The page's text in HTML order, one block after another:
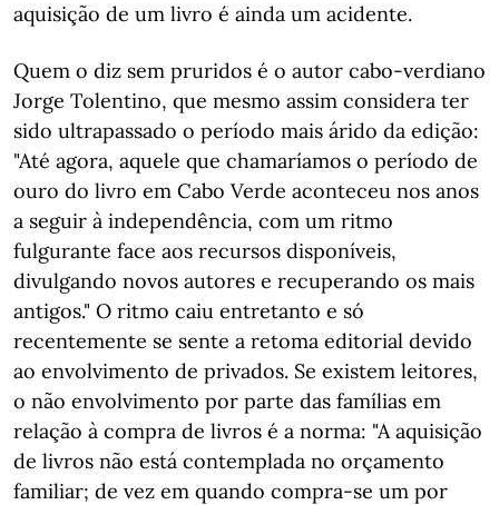
aquisição de um livro é ainda um acidente.
Quem o diz sem pruridos é o autor cabo-verdiano
Jorge Tolentino, que mesmo assim considera ter
sido ultrapassado o período mais árido da edição:
"Até agora, aquele que chamaríamos o período de
ouro do livro em Cabo Verde aconteceu nos anos
a seguir à independência, com um ritmo
fulgurante face aos recursos disponíveis,
divulgando novos autores e recuperando os mais
antigos." O ritmo caiu entretanto e só
recentemente se sente a retoma editorial devido
ao envolvimento de privados. Se existem leitores,
o não envolvimento por parte das famílias em
relação à compra de livros é a norma: "A aquisição
de livros não está contemplada no orçamento
familiar; de vez em quando compra-se um por